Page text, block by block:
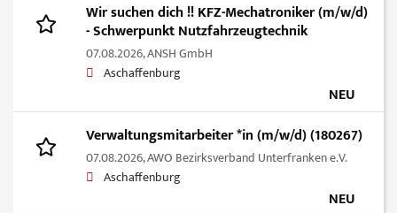
Wir suchen dich !! KFZ-Mechatroniker (m/w/d)
- Schwerpunkt Nutzfahrzeugtechnik
07.08.2026,ANSH GmbH
Aschaffenburg
NEU
Verwaltungsmitarbeiter *in (m/w/d) (180267)
07.08.2026,AWO Bezirksverband Unterfranken e.V.
Aschaffenburg
NEU